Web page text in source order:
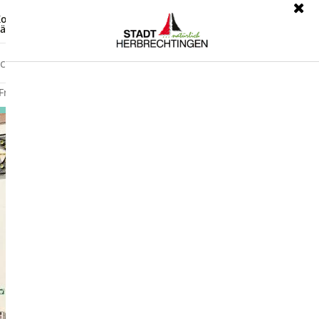
Leichte Sprache